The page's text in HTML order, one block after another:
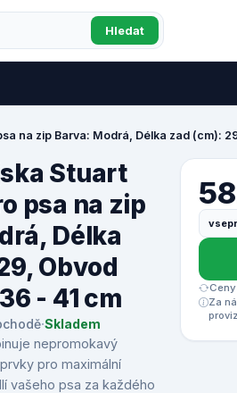
Hledat
na zip Barva: Modrá, Délka zad (cm):
Stuart
psa na zip
Délka
Obvod
- 41 cm
·Skladem
nepromokavý
pro maximální
vašeho psa za každého
Za